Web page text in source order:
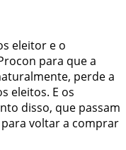
eleitor e o
para que a
perde a
eleitos. E os
disso, que passam
voltar a comprar